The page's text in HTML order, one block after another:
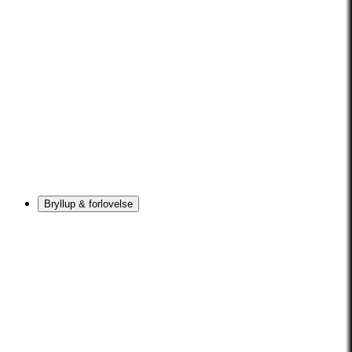
Bryllup & forlovelse